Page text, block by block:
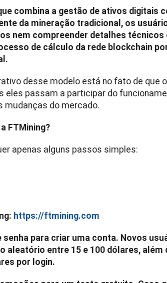
combina a gestão de ativos digitais
da mineração tradicional, os
nem compreender detalhes técnicos
de cálculo da rede blockchain
desse modelo está no fato de que
eles passam a participar do
mudanças do mercado.
FTMining?
apenas alguns passos simples:
https://ftmining.com
senha para criar uma conta. Novos
aleatório entre 15 e 100 dólares, além
por login.